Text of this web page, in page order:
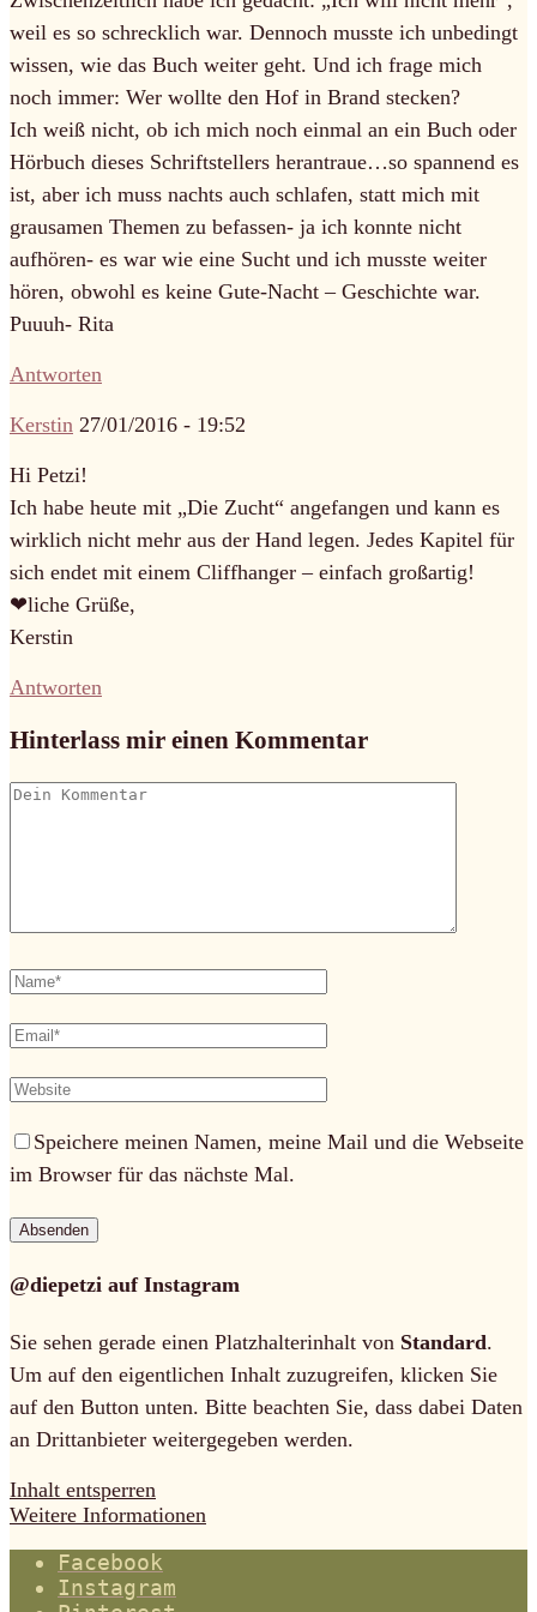
weil es so schrecklich war. Dennoch musste ich unbedingt
wissen, wie das Buch weiter geht. Und ich frage mich
noch immer: Wer wollte den Hof in Brand stecken?
Ich weiß nicht, ob ich mich noch einmal an ein Buch oder
Hörbuch dieses Schriftstellers herantraue…so spannend es
ist, aber ich muss nachts auch schlafen, statt mich mit
grausamen Themen zu befassen- ja ich konnte nicht
aufhören- es war wie eine Sucht und ich musste weiter
hören, obwohl es keine Gute-Nacht – Geschichte war.
Puuuh- Rita
Antworten
Kerstin 27/01/2016 - 19:52
Hi Petzi!
Ich habe heute mit „Die Zucht“ angefangen und kann es
wirklich nicht mehr aus der Hand legen. Jedes Kapitel für
sich endet mit einem Cliffhanger – einfach großartig!
❤liche Grüße,
Kerstin
Antworten
Hinterlass mir einen Kommentar
Speichere meinen Namen, meine Mail und die Webseite
im Browser für das nächste Mal.
@diepetzi auf Instagram
Sie sehen gerade einen Platzhalterinhalt von Standard.
Um auf den eigentlichen Inhalt zuzugreifen, klicken Sie
auf den Button unten. Bitte beachten Sie, dass dabei Daten
an Drittanbieter weitergegeben werden.
Inhalt entsperren
Weitere Informationen
Facebook
Instagram